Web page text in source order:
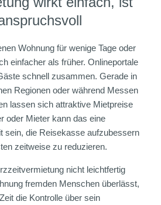
Wohnung für wenige Tage oder
einfacher als früher. Onlineportale
schnell zusammen. Gerade in
Regionen oder während Messen
lassen sich attraktive Mietpreise
oder Mieter kann das eine
sein, die Reisekasse aufzubessern
zeitweise zu reduzieren.
nicht leichtfertig
fremden Menschen überlässt,
die Kontrolle über sein